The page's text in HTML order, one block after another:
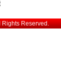
Reserved.